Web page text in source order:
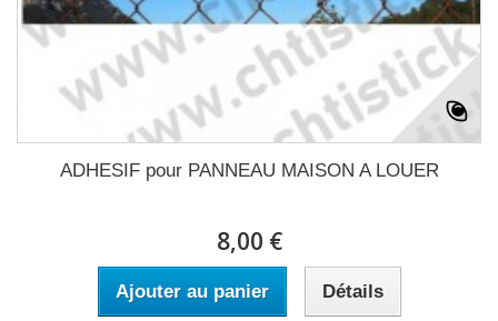
ADHESIF pour PANNEAU MAISON A LOUER
8,00 €
Ajouter au panier Détails